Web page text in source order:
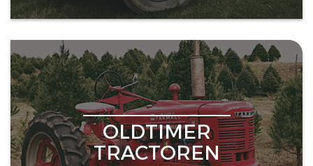
OLDTIMER
TRACTOREN